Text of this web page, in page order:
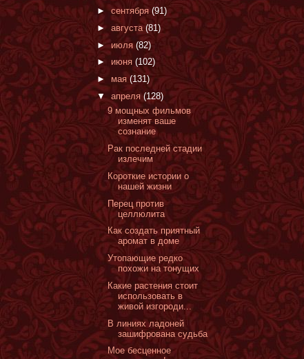
►сентября(91)
► августа (81)
►июля(82)
► июня (102)
► мая (131)
▼ апреля(128)
9 мощных фильмов
изменят ваше
сознание
Рак последней стадии
излечим
Короткие истории о
нашей жизни
Перец против
целлюлита
Как создать приятный
аромат в доме
Утопающие редко
похожи на тонущих
Какие растения стоит
использовать в
живой изгороди...
В линиях ладоней
зашифрована судьба
Мое бесценное